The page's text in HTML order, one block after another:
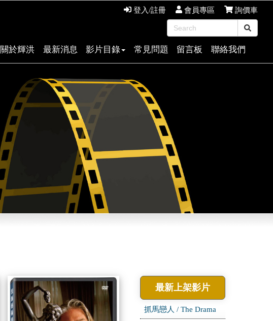
登入/註冊 會員專區 詢價車
關於輝洪 最新消息 影片目錄 常見問題 留言板 聯絡我們
最新上架影片
抓馬戀人 / The Drama